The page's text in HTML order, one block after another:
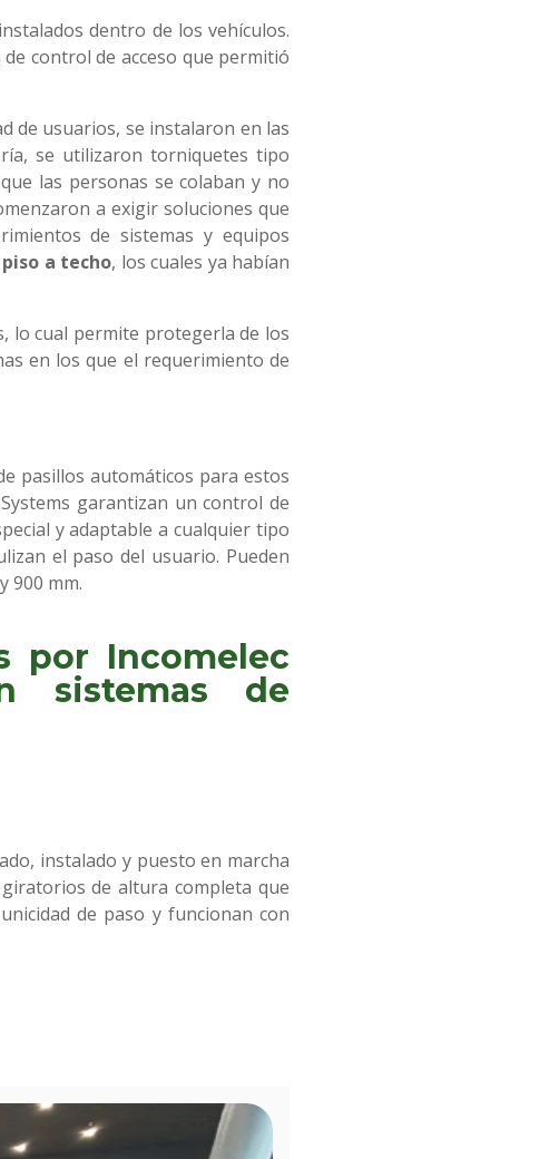
dentro de los vehículos.
control de acceso que permitió
de usuarios, se instalaron en las
se utilizaron torniquetes tipo
las personas se colaban y no
a exigir soluciones que
de sistemas y equipos
a techo, los cuales ya habían
lo cual permite protegerla de los
en los que el requerimiento de
pasillos automáticos para estos
garantizan un control de
y adaptable a cualquier tipo
el paso del usuario. Pueden
900 mm.
por Incomelec
sistemas de
instalado y puesto en marcha
de altura completa que
de paso y funcionan con